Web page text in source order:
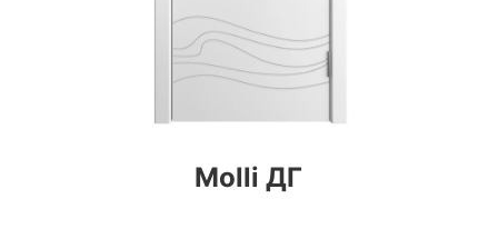
Molli ДГ